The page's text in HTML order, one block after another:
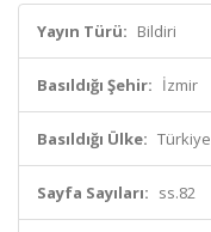
Yayın Türü: Bildiri
Basıldığı Şehir: İzmir
Basıldığı Ülke: Türkiye
Sayfa Sayıları: ss.82